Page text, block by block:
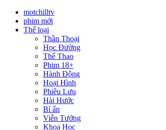
motchilltv
phim mới
Thể loại
Thần Thoại
Học Đường
Thể Thao
Phim 18+
Hành Động
Hoạt Hình
Phiêu Lưu
Hài Hước
Bí ẩn
Viễn Tưởng
Khoa Học